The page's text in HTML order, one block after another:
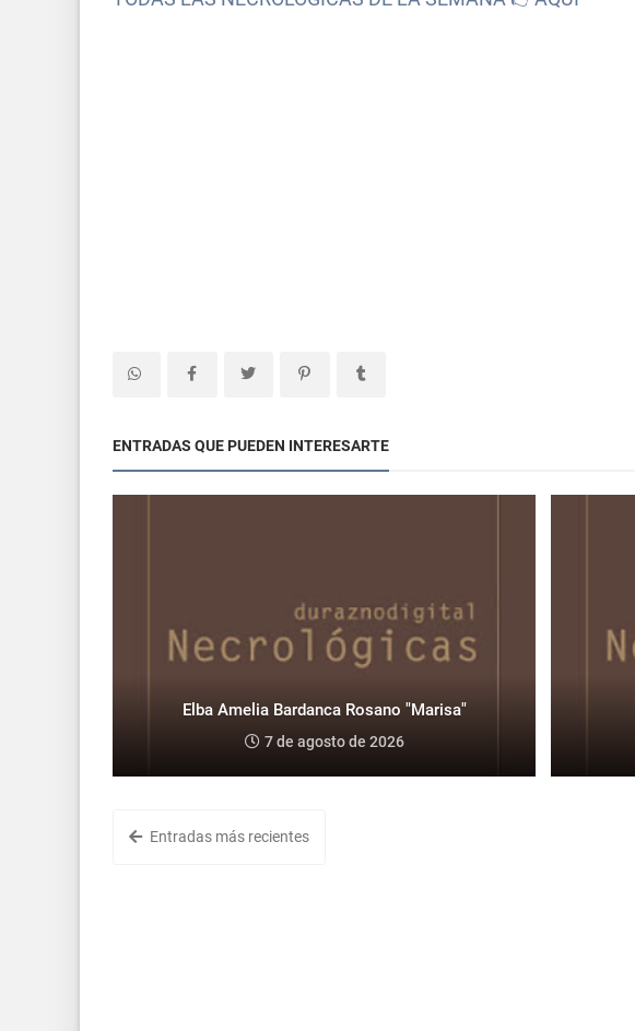
ENTRADAS QUE PUEDEN INTERESARTE
Elba Amelia Bardanca Rosano "Marisa"
7 de agosto de 2026
Entradas más recientes